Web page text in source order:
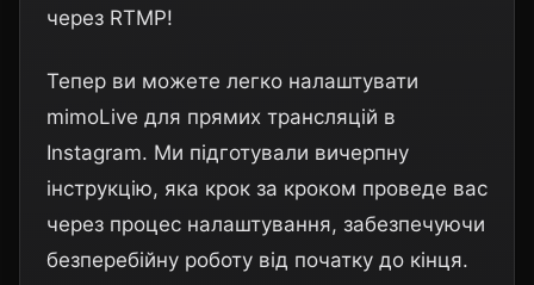
через RTMP!
Тепер ви можете легко налаштувати
mimoLive для прямих трансляцій в
Instagram. Ми підготували вичерпну
інструкцію, яка крок за кроком проведе вас
через процес налаштування, забезпечуючи
безперебійну роботу від початку до кінця.